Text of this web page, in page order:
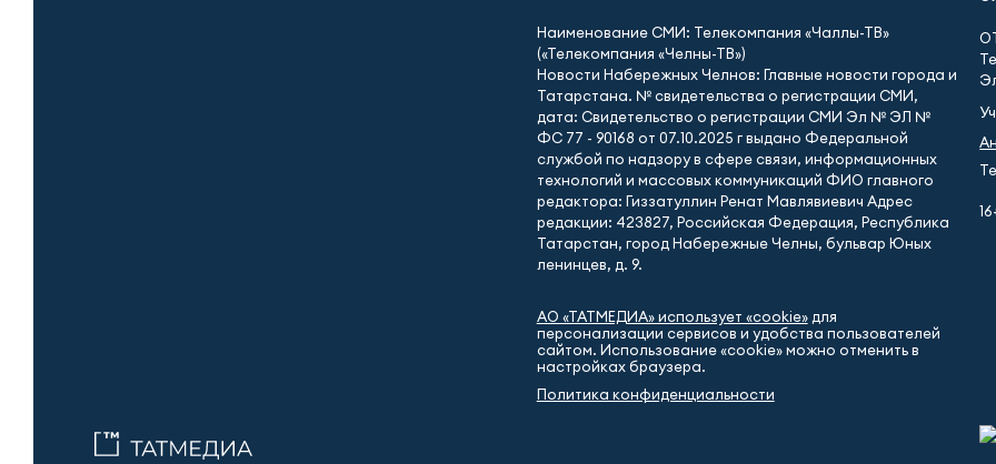
Наименование СМИ: Телекомпания «Чаллы-ТВ»
(«Телекомпания «Челны-ТВ»)
Новости Набережных Челнов: Главные новости города и
Татарстана. № свидетельства о регистрации СМИ,
дата: Свидетельство о регистрации СМИ Эл № ЭЛ №
ФС 77 - 90168 от 07.10.2025 г выдано Федеральной
службой по надзору в сфере связи, информационных
технологий и массовых коммуникаций ФИО главного
редактора: Гиззатуллин Ренат Мавлявиевич Адрес
редакции: 423827, Российская Федерация, Республика
Татарстан, город Набережные Челны, бульвар Юных
ленинцев, д. 9.
АО «ТАТМЕДИА» использует «cookie»для
персонализации сервисов и удобства пользователей
сайтом. Использование «cookie» можно отменить в
настройках браузера.
Политика конфиденциальности